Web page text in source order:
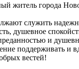
житель города
служить
душевное
и
поддерживать и
вестей!